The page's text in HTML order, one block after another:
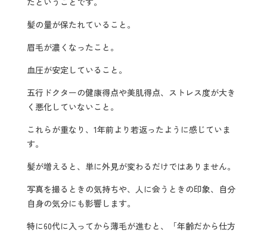
髪の量が保たれていること。
眉毛が濃くなったこと。
血圧が安定していること。
五行ドクターの健康得点や美肌得点、ストレス度が大き
く悪化していないこと。
これらが重なり、1年前より若返ったように感じていま
す。
髪が増えると、単に外見が変わるだけではありません。
写真を撮るときの気持ちや、人に会うときの印象、自分
自身の気分にも影響します。
特に60代に入ってから薄毛が進むと、「年齢だから仕方